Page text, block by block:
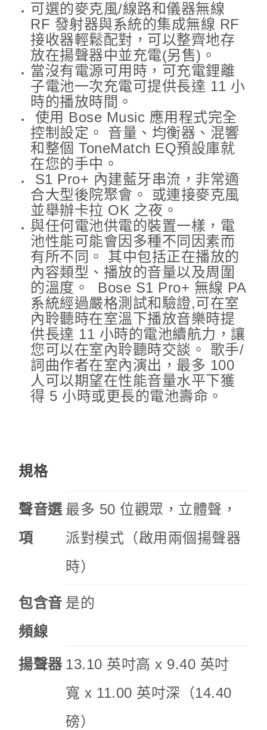
可選的麥克風/線路和儀器無線
RF 發射器與系統的集成無線 RF
接收器輕鬆配對，可以整齊地存
放在揚聲器中並充電(另售)。
當沒有電源可用時，可充電鋰離
子電池一次充電可提供長達 11 小
時的播放時間。
使用 Bose Music 應用程式完全
控制設定。 音量、均衡器、混響
和整個 ToneMatch EQ預設庫就
在您的手中。
S1 Pro+ 內建藍牙串流，非常適
合大型後院聚會。 或連接麥克風
並舉辦卡拉 OK 之夜。
與任何電池供電的裝置一樣，電
池性能可能會因多種不同因素而
有所不同。 其中包括正在播放的
內容類型、播放的音量以及周圍
的溫度。 ​ Bose S1 Pro+ 無線 PA
系統經過嚴格測試和驗證,可在室
內聆聽時在室溫下播放音樂時提
供長達 11 小時的電池續航力，讓
您可以在室內聆聽時交談。 歌手/
詞曲作者在室內演出，最多 100
人可以期望在性能音量水平下獲
得 5 小時或更長的電池壽命。
規格
聲音選
項
最多 50 位觀眾，立體聲，
派對模式（啟用兩個揚聲器
時）
包含音
頻線
是的
揚聲器 13.10 英吋高 x 9.40 英吋
寬 x 11.00 英吋深（14.40
磅）